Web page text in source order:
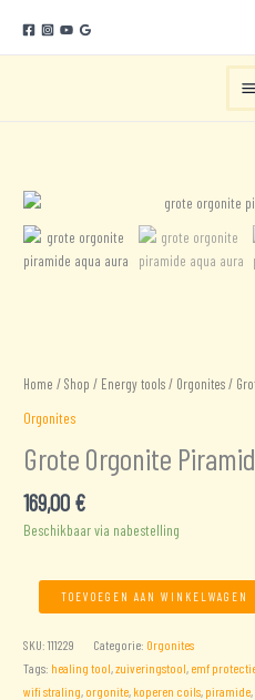
naar
de
Home /Shop / Energy tools/ Orgonites/
Orgonites
Grote Orgonite
169,00 €
Beschikbaar via nabestelling
Orgonite
Piramide
Aqua
Aura
TOEVOEGEN AAN WINKELWAGEN
SKU:111229 Categorie: Orgonites
Tags: healing tool ,zuiveringstool emf
wifi straling orgonite koperen coils piramide